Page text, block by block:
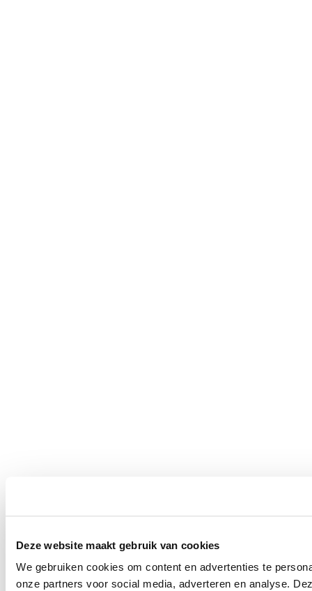
Deze website maakt gebruik van cookies
We gebruiken cookies om content en advertenties te
onze partners voor social media, adverteren en analyse.